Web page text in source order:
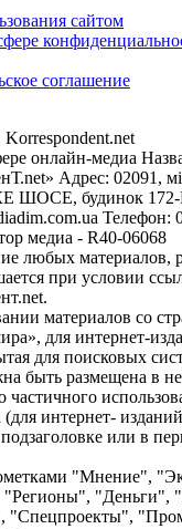
сайтом
соглашение
онлайн-медиа
Адрес: 02091,
ШОСЕ, будинок 172-
Телефон:
медиа - R40-06068
любых материалов,
при условии
материалов со
для интернет-
для поисковых
быть размещена в
частичного
(для интернет-
или в
"Мнение",
"Регионы", "Деньги",
"Спецпроекты",